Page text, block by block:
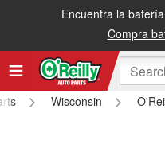
Encuentra la
Compra
Recibe tu orden gratis al
Wisconsin